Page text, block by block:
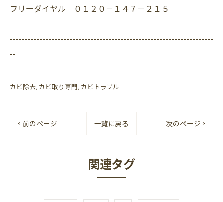
フリーダイヤル ０１２０－１４７－２１５
--------------------------------------------------------------------
--
カビ除去 カビ取り専門 カビトラブル
< 前のページ 一覧に戻る 次のページ >
関連タグ